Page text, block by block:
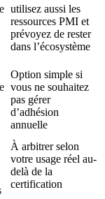
utilisez aussi les
ressources PMI et
prévoyez de rester
dans l’écosystème
Option simple si
vous ne souhaitez
pas gérer
d’adhésion
annuelle
À arbitrer selon
votre usage réel au-
delà de la
certification